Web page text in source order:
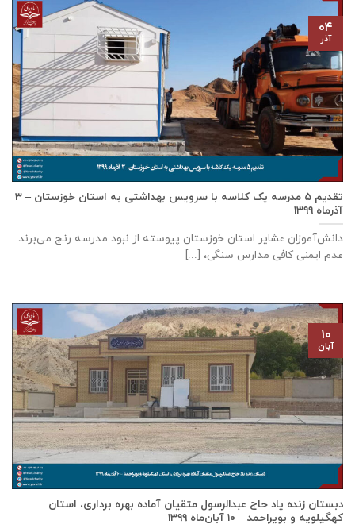
تقدیم ۵ مدرسه یک کلاسه با سرويس بهداشتی به استان خوزستان – ۳
آذر‌ماه ۱۳۹۹
دانش‌آموزان عشایر استان خوزستان پيوسته از نبود مدرسه رنج می‌برند.
عدم ایمنی کافی مدارس سنگی، [...]
۰۴
آذر
دبستان زنده ياد حاج عبدالرسول متقيان آماده بهره برداری، استان
كهگيلويه و بويراحمد – ۱۰ آبان‌ماه ۱۳۹۹
۱۰
آبان